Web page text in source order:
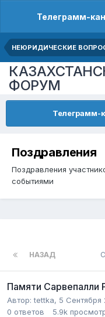
Телеграмм-
НЕЮРИДИЧЕСКИЕ
ФОРУМ
Телеграмм-
Поздравления
Поздравления
событиями
НАЗАД
Памяти Сарвепалли
Автор:tettka, 5 Сентября
0 ответов 5.9k